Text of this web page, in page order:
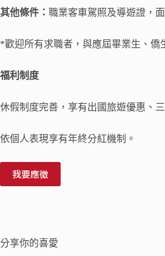
其他條件： 職業客車駕照及導遊證，
*歡迎所有求職者，與應屆畢業生、
福利制度
休假制度完善，享有出國旅遊優惠、
依個人表現享有年終分紅機制。
我要應徵
分享你的喜愛